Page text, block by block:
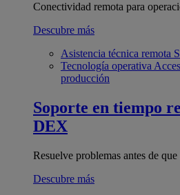
Conectividad remota para
Descubre más
Asistencia técnica remota
Tecnología operativa
producción
Soporte en tiempo
DEX
Resuelve problemas antes de
Descubre más